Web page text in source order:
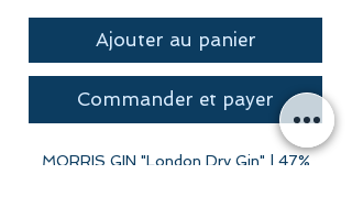
Ajouter au panier
Commander et payer
MORRIS GIN "London Dry Gin" | 47%